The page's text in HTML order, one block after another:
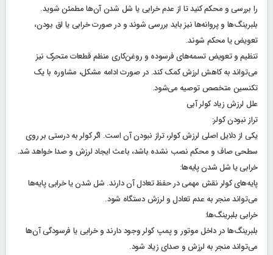
را بررسی و محکم کنید تا از عدم خرابی یا شل شدن آن‌ها مطمئن شوید.
بلبرینگ‌ها و پروانه‌ها نیز باید بررسی شوند و در صورت خرابی یا لق بودن،
تعویض یا محکم شوند.
تنظیم و تعویض تسمه‌های فرسوده و روغن‌کاری منظم قطعات متحرک نیز
می‌تواند به کاهش لرزش کمک کند. در صورت ادامه مشکل، مشاوره با یک
تکنسین متخصص توصیه می‌شود.
علل لرزش زیاد کولر آبی
تراز نبودن کولر:
یکی از دلایل اصلی لرزش کولر، تراز نبودن آن است. اگر کولر به درستی بر روی
سطحی صاف و محکم نصب نشده باشد، باعث ایجاد لرزش و صدا خواهد شد.
خرابی یا شل شدن پایه‌ها:
پایه‌های کولر نقش مهمی در حفظ تعادل آن دارند. شل شدن یا خرابی پایه‌ها
می‌تواند منجر به عدم تعادل و لرزش دستگاه شود.
خرابی بلبرینگ‌ها:
بلبرینگ‌ها در داخل موتور و پمپ کولر وجود دارند و خرابی یا فرسودگی آن‌ها
می‌تواند منجر به لرزش و صدای زیاد شود.